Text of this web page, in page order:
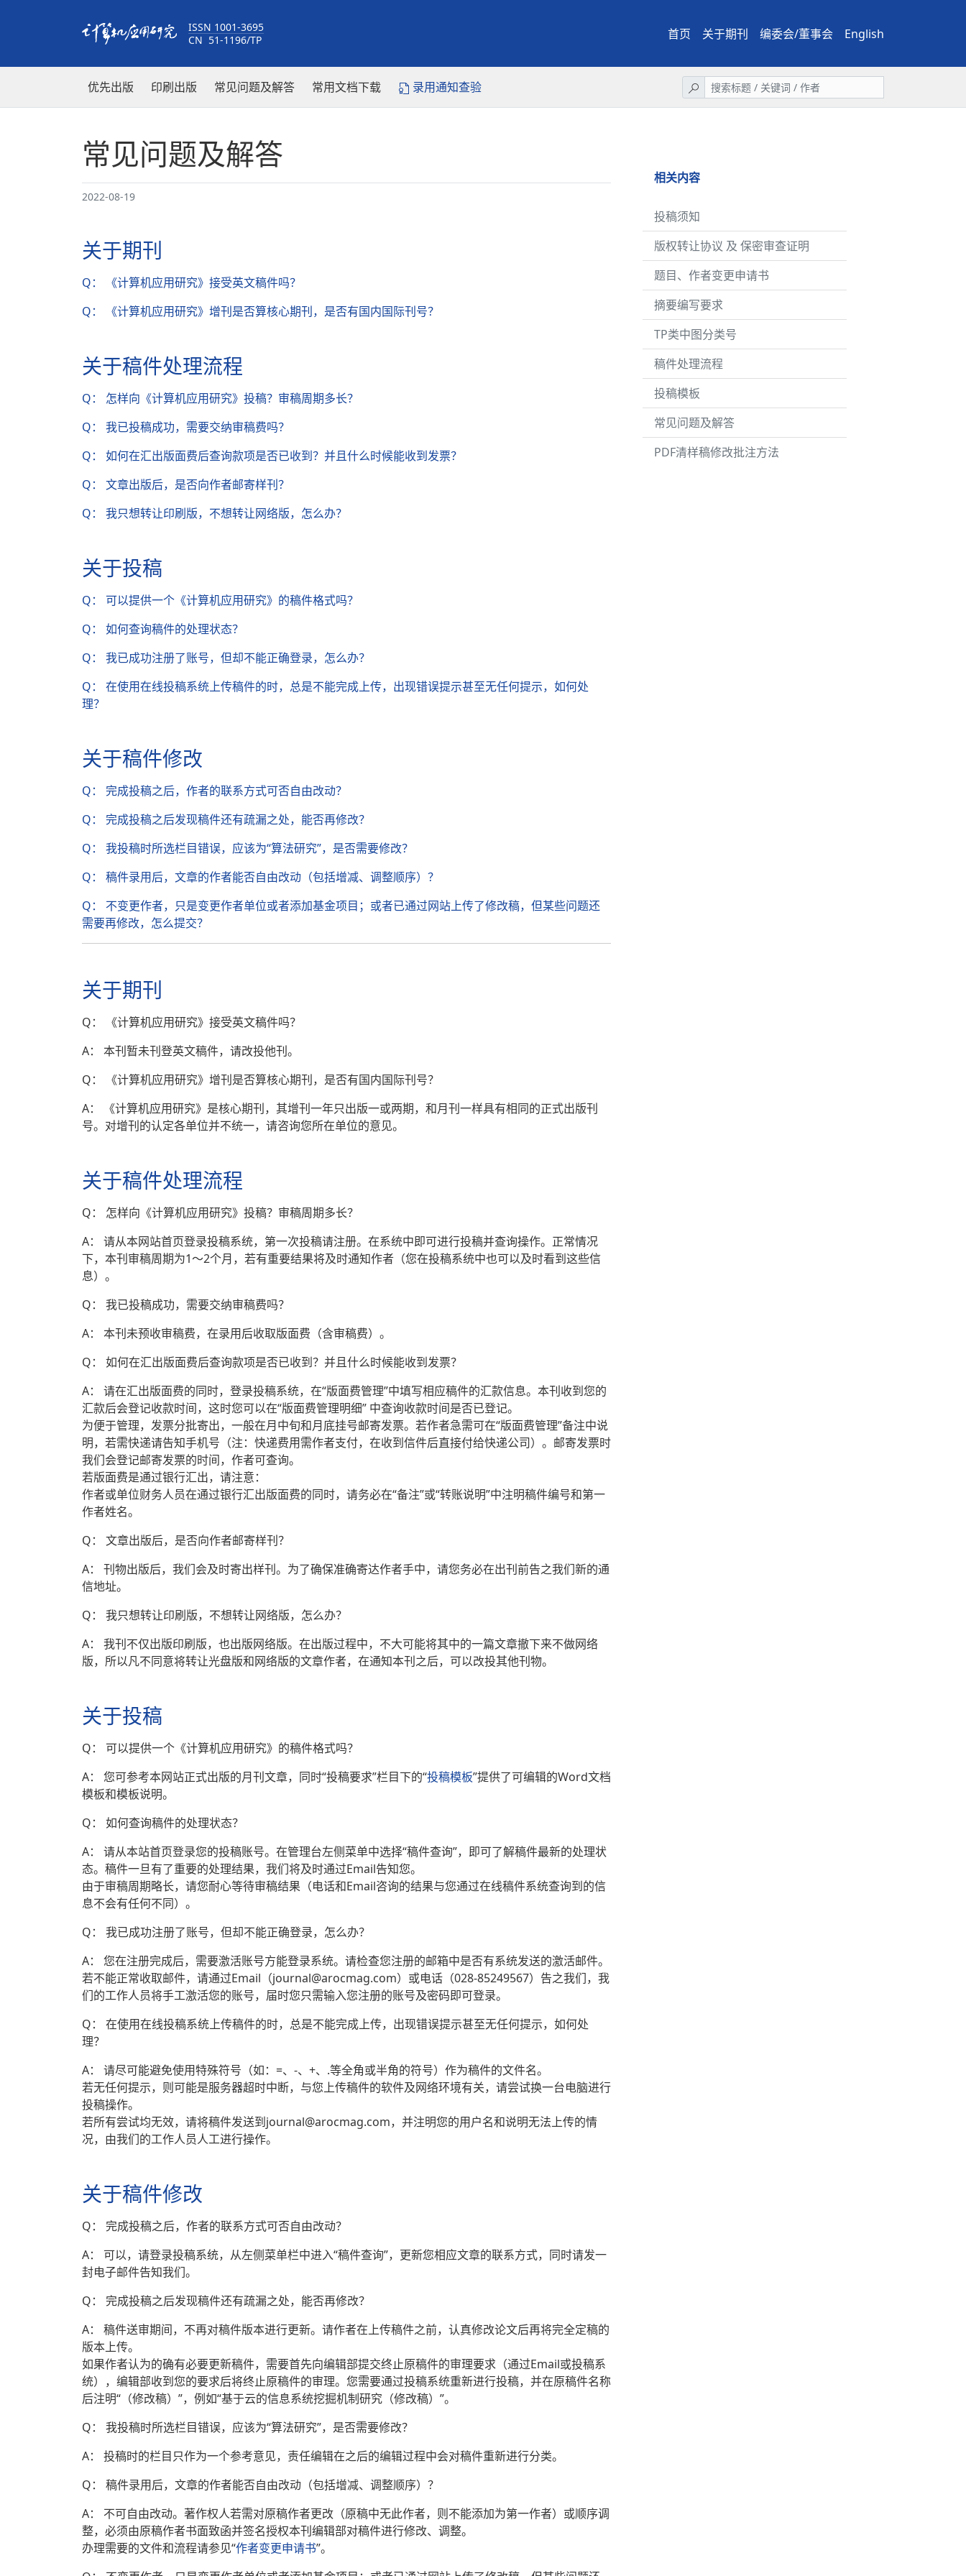
ISSN 1001-3695
CN 51-1196/TP
首页 关于期刊 编委会/董事会 English
优先出版 印刷出版 常见问题及解答 常用文档下载 录用通知查验
常见问题及解答
2022-08-19
关于期刊
Q： 《计算机应用研究》接受英文稿件吗？
Q： 《计算机应用研究》增刊是否算核心期刊，是否有国内国际刊号？
关于稿件处理流程
Q： 怎样向《计算机应用研究》投稿？审稿周期多长？
Q： 我已投稿成功，需要交纳审稿费吗？
Q： 如何在汇出版面费后查询款项是否已收到？并且什么时候能收到发票？
Q： 文章出版后，是否向作者邮寄样刊？
Q： 我只想转让印刷版，不想转让网络版，怎么办？
关于投稿
Q： 可以提供一个《计算机应用研究》的稿件格式吗？
Q： 如何查询稿件的处理状态？
Q： 我已成功注册了账号，但却不能正确登录，怎么办？
Q： 在使用在线投稿系统上传稿件的时，总是不能完成上传，出现错误提示甚至无任何提示，如何处
理？
关于稿件修改
Q： 完成投稿之后，作者的联系方式可否自由改动？
Q： 完成投稿之后发现稿件还有疏漏之处，能否再修改？
Q： 我投稿时所选栏目错误，应该为“算法研究”，是否需要修改？
Q： 稿件录用后，文章的作者能否自由改动（包括增减、调整顺序）？
Q： 不变更作者，只是变更作者单位或者添加基金项目；或者已通过网站上传了修改稿，但某些问题还
需要再修改，怎么提交？
关于期刊
Q： 《计算机应用研究》接受英文稿件吗？
A： 本刊暂未刊登英文稿件，请改投他刊。
Q： 《计算机应用研究》增刊是否算核心期刊，是否有国内国际刊号？
A： 《计算机应用研究》是核心期刊，其增刊一年只出版一或两期，和月刊一样具有相同的正式出版刊
号。对增刊的认定各单位并不统一，请咨询您所在单位的意见。
关于稿件处理流程
Q： 怎样向《计算机应用研究》投稿？审稿周期多长？
A： 请从本网站首页登录投稿系统，第一次投稿请注册。在系统中即可进行投稿并查询操作。正常情况
下，本刊审稿周期为1～2个月，若有重要结果将及时通知作者（您在投稿系统中也可以及时看到这些信
息）。
Q： 我已投稿成功，需要交纳审稿费吗？
A： 本刊未预收审稿费，在录用后收取版面费（含审稿费）。
Q： 如何在汇出版面费后查询款项是否已收到？并且什么时候能收到发票？
A： 请在汇出版面费的同时，登录投稿系统，在“版面费管理”中填写相应稿件的汇款信息。本刊收到您的
汇款后会登记收款时间，这时您可以在“版面费管理明细” 中查询收款时间是否已登记。
为便于管理，发票分批寄出，一般在月中旬和月底挂号邮寄发票。若作者急需可在“版面费管理”备注中说
明，若需快递请告知手机号（注：快递费用需作者支付，在收到信件后直接付给快递公司）。邮寄发票时
我们会登记邮寄发票的时间，作者可查询。
若版面费是通过银行汇出，请注意：
作者或单位财务人员在通过银行汇出版面费的同时，请务必在“备注”或“转账说明”中注明稿件编号和第一
作者姓名。
Q： 文章出版后，是否向作者邮寄样刊？
A： 刊物出版后，我们会及时寄出样刊。为了确保准确寄达作者手中，请您务必在出刊前告之我们新的通
信地址。
Q： 我只想转让印刷版，不想转让网络版，怎么办？
A： 我刊不仅出版印刷版，也出版网络版。在出版过程中，不大可能将其中的一篇文章撤下来不做网络
版，所以凡不同意将转让光盘版和网络版的文章作者，在通知本刊之后，可以改投其他刊物。
关于投稿
Q： 可以提供一个《计算机应用研究》的稿件格式吗？
A： 您可参考本网站正式出版的月刊文章，同时“投稿要求”栏目下的“投稿模板”提供了可编辑的Word文档
模板和模板说明。
Q： 如何查询稿件的处理状态？
A： 请从本站首页登录您的投稿账号。在管理台左侧菜单中选择“稿件查询”，即可了解稿件最新的处理状
态。稿件一旦有了重要的处理结果，我们将及时通过Email告知您。
由于审稿周期略长，请您耐心等待审稿结果（电话和Email咨询的结果与您通过在线稿件系统查询到的信
息不会有任何不同）。
Q： 我已成功注册了账号，但却不能正确登录，怎么办？
A： 您在注册完成后，需要激活账号方能登录系统。请检查您注册的邮箱中是否有系统发送的激活邮件。
若不能正常收取邮件，请通过Email（journal@arocmag.com）或电话（028-85249567）告之我们，我
们的工作人员将手工激活您的账号，届时您只需输入您注册的账号及密码即可登录。
Q： 在使用在线投稿系统上传稿件的时，总是不能完成上传，出现错误提示甚至无任何提示，如何处
理？
A： 请尽可能避免使用特殊符号（如：=、-、+、.等全角或半角的符号）作为稿件的文件名。
若无任何提示，则可能是服务器超时中断，与您上传稿件的软件及网络环境有关，请尝试换一台电脑进行
投稿操作。
若所有尝试均无效，请将稿件发送到journal@arocmag.com，并注明您的用户名和说明无法上传的情
况，由我们的工作人员人工进行操作。
关于稿件修改
Q： 完成投稿之后，作者的联系方式可否自由改动？
A： 可以，请登录投稿系统，从左侧菜单栏中进入“稿件查询”，更新您相应文章的联系方式，同时请发一
封电子邮件告知我们。
Q： 完成投稿之后发现稿件还有疏漏之处，能否再修改？
A： 稿件送审期间，不再对稿件版本进行更新。请作者在上传稿件之前，认真修改论文后再将完全定稿的
版本上传。
如果作者认为的确有必要更新稿件，需要首先向编辑部提交终止原稿件的审理要求（通过Email或投稿系
统），编辑部收到您的要求后将终止原稿件的审理。您需要通过投稿系统重新进行投稿，并在原稿件名称
后注明“（修改稿）”，例如“基于云的信息系统挖掘机制研究（修改稿）”。
Q： 我投稿时所选栏目错误，应该为“算法研究”，是否需要修改？
A： 投稿时的栏目只作为一个参考意见，责任编辑在之后的编辑过程中会对稿件重新进行分类。
Q： 稿件录用后，文章的作者能否自由改动（包括增减、调整顺序）？
A： 不可自由改动。著作权人若需对原稿作者更改（原稿中无此作者，则不能添加为第一作者）或顺序调
整，必须由原稿作者书面致函并签名授权本刊编辑部对稿件进行修改、调整。
办理需要的文件和流程请参见“作者变更申请书”。
相关内容
投稿须知
版权转让协议 及 保密审查证明
题目、作者变更申请书
摘要编写要求
TP类中图分类号
稿件处理流程
投稿模板
常见问题及解答
PDF清样稿修改批注方法